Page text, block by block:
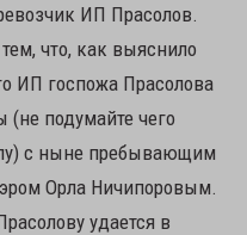
ИП Прасолов.
что, как выяснило
ИП госпожа Прасолова
(не подумайте чего
с ныне пребывающим
Орла Ничипоровым.
удается в